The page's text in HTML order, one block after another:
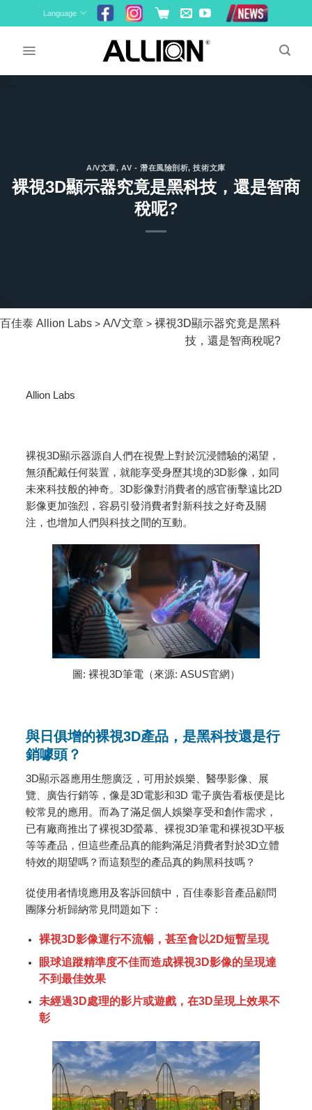
to
Language
A/V文章,AV - 潛在風險剖析,技術文庫
裸視3D顯示器究竟是黑科技，還是智商
稅呢?
百佳泰 Allion Labs >A/V文章 >裸視3D顯示器究竟是黑科
技，還是智商稅呢?
Allion Labs
裸視3D顯示器源自人們在視覺上對於沉浸體驗的渴望，
無須配戴任何裝置，就能享受身歷其境的3D影像，如同
未來科技般的神奇。3D影像對消費者的感官衝擊遠比2D
影像更加強烈，容易引發消費者對新科技之好奇及關
注，也增加人們與科技之間的互動。
圖: 裸視3D筆電（來源: ASUS官網）
與日俱增的裸視3D產品，是黑科技還是行
銷噱頭？
3D顯示器應用生態廣泛，可用於娛樂、醫學影像、展
覽、廣告行銷等，像是3D電影和3D 電子廣告看板便是比
較常見的應用。而為了滿足個人娛樂享受和創作需求，
已有廠商推出了裸視3D螢幕、裸視3D筆電和裸視3D平板
等等產品，但這些產品真的能夠滿足消費者對於3D立體
特效的期望嗎？而這類型的產品真的夠黑科技嗎？
從使用者情境應用及客訴回饋中，百佳泰影音產品顧問
團隊分析歸納常見問題如下：
裸視3D影像運行不流暢，甚至會以2D短暫呈現
眼球追蹤精準度不佳而造成裸視3D影像的呈現達
不到最佳效果
未經過3D處理的影片或遊戲，在3D呈現上效果不
彰